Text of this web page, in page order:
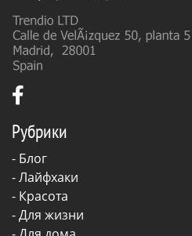
Рубрики
- Блог
-Лайфхаки
- Красота
-Для жизни